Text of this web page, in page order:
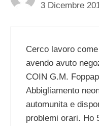
3 Dicembre
Cerco lavoro
avendo avuto
COIN G.M.
Abbigliamento
automunita e
problemi orari. Ho